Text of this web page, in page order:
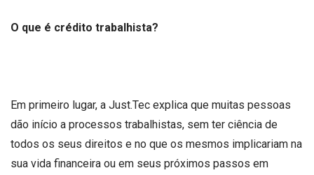
O que é crédito trabalhista?
Em primeiro lugar, a Just.Tec explica que muitas pessoas
dão início a processos trabalhistas, sem ter ciência de
todos os seus direitos e no que os mesmos implicariam na
sua vida financeira ou em seus próximos passos em